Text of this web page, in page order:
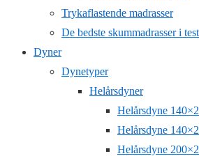
Trykaflastende madrasser
De bedste skummadrasser i
Dyner
Dynetyper
Helårsdyner
Helårsdyne
Helårsdyne
Helårsdyne